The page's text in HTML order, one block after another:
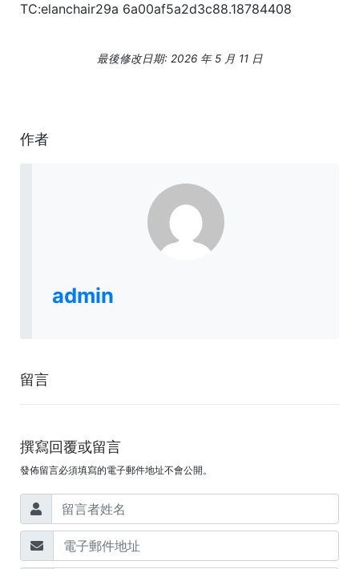
TC:elanchair29a 6a00af5a2d3c88.18784408
最後修改日期: 2026 年 5 月 11 日
作者
admin
留言
撰寫回覆或留言
發佈留言必須填寫的電子郵件地址不會公開。